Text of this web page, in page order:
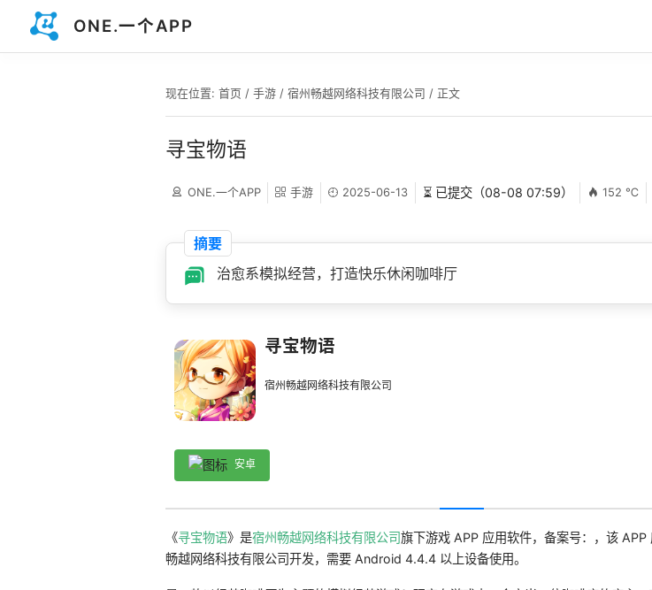
ONE.一个APP
现在位置: 首页 / 手游/ 宿州畅越网络科技有限公司 / 正文
寻宝物语
ONE.一个APP 手游 2025-06-13 ⏳ 已提交（08-08 07:59） 152 ℃
摘要
治愈系模拟经营，打造快乐休闲咖啡厅
寻宝物语
宿州畅越网络科技有限公司
安卓
《寻宝物语》是宿州畅越网络科技有限公司旗下游戏 APP 应用软件，备案号：，该 APP
畅越网络科技有限公司开发，需要 Android 4.4.4 以上设备使用。